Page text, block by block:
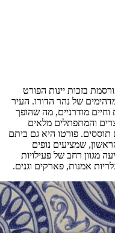
בזכות יינות הפורט
של נהר הדורו. העיר
מודרניים, מה שהופך
והמתפתלים מלאים
תוססים. פורטו היא גם ביתם
שמציעים נופים
מגוון רחב של פעילויות
אמנות, פארקים וגנים.